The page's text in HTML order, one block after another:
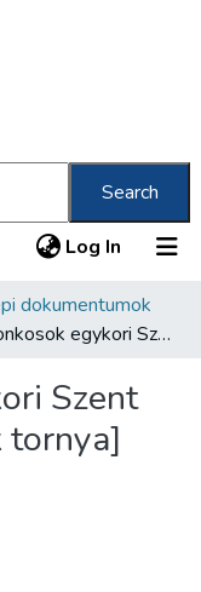
Search
Log In (current)
dokumentumok
[A domonkosok egykori Szent Miklós templomának tornya]
Szent
tornya]